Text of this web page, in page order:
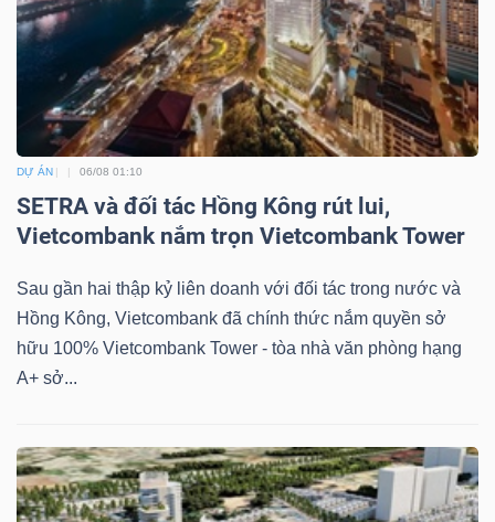
DỰ ÁN 06/08 01:10
SETRA và đối tác Hồng Kông rút lui,
Vietcombank nắm trọn Vietcombank Tower
Sau gần hai thập kỷ liên doanh với đối tác trong nước và
Hồng Kông, Vietcombank đã chính thức nắm quyền sở
hữu 100% Vietcombank Tower - tòa nhà văn phòng hạng
A+ sở...